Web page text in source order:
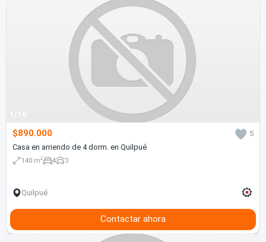
1/16
$890.000
5
Casa en arriendo de 4 dorm. en Quilpué
140 m2 4 3
Quilpué
Contactar ahora